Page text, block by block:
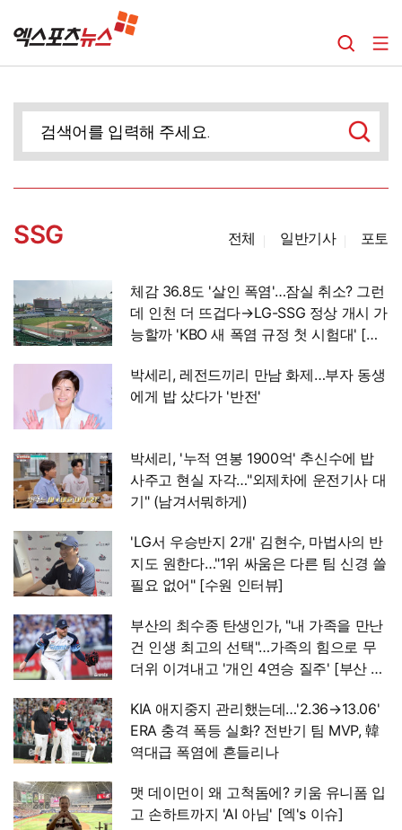
SSG 전체 일반기사 포토
체감 36.8도 '살인 폭염'…잠실 취소? 그런
데 인천 더 뜨겁다→LG-SSG 정상 개시 가
능할까 'KBO 새 폭염 규정 첫 시험대' [인
박세리, 레전드끼리 만남 화제…부자 동생
에게 밥 샀다가 '반전'
박세리, '누적 연봉 1900억' 추신수에 밥
사주고 현실 자각…"외제차에 운전기사 대
기" (남겨서뭐하게)
'LG서 우승반지 2개' 김현수, 마법사의 반
지도 원한다…"1위 싸움은 다른 팀 신경 쓸
필요 없어" [수원 인터뷰]
부산의 최수종 탄생인가, "내 가족을 만난
건 인생 최고의 선택"…가족의 힘으로 무
더위 이겨내고 '개인 4연승 질주' [부산 현
KIA 애지중지 관리했는데…'2.36→13.06'
ERA 충격 폭등 실화? 전반기 팀 MVP, 韓
역대급 폭염에 흔들리나
맷 데이먼이 왜 고척돔에? 키움 유니폼 입
고 손하트까지 'AI 아님' [엑's 이슈]